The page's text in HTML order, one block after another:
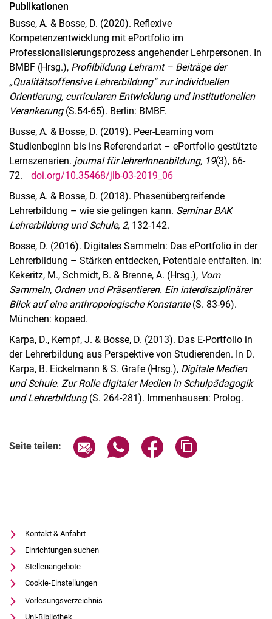
Publikationen
Busse, A. & Bosse, D. (2020). Reflexive
Kompetenzentwicklung mit ePortfolio im
Professionalisierungsprozess angehender Lehrpersonen. In
BMBF (Hrsg.), Profilbildung Lehramt – Beiträge der
„Qualitätsoffensive Lehrerbildung“ zur individuellen
Orientierung, curricularen Entwicklung und institutionellen
Verankerung(S.54-65). Berlin: BMBF.
Busse, A. & Bosse, D. (2019). Peer-Learning vom
Studienbeginn bis ins Referendariat – ePortfolio gestützte
Lernszenarien. journal für lehrerInnenbildung, 19(3), 66-
72. doi.org/10.35468/jlb-03-2019_06
Busse, A. & Bosse, D. (2018). Phasenübergreifende
Lehrerbildung – wie sie gelingen kann. Seminar BAK
Lehrerbildung und Schule, 2, 132-142.
Bosse, D. (2016). Digitales Sammeln: Das ePortfolio in der
Lehrerbildung – Stärken entdecken, Potentiale entfalten. In:
Kekeritz, M., Schmidt, B. & Brenne, A. (Hrsg.), Vom
Sammeln, Ordnen und Präsentieren. Ein interdisziplinärer
Blick auf eine anthropologische Konstante(S. 83-96).
München: kopaed.
Karpa, D., Kempf, J. & Bosse, D. (2013). Das E-Portfolio in
der Lehrerbildung aus Perspektive von Studierenden. In D.
Karpa, B. Eickelmann & S. Grafe (Hrsg.), Digitale Medien
und Schule. Zur Rolle digitaler Medien in Schulpädagogik
und Lehrerbildung (S. 264-281). Immenhausen: Prolog.
Seite teilen: Seite über E-Mail teilen
Seite über WhatsApp teilen
Seite über Facebook
Kontakt & Anfahrt
Einrichtungen suchen
Stellenangebote
Cookie-Einstellungen
Vorlesungsverzeichnis
Uni-Bibliothek